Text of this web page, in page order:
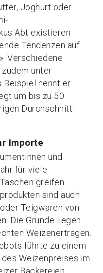
Joghurt oder
Abt existieren
Tendenzen auf
Verschiedene
unter
Beispiel nennt er
um bis zu 50
Durchschnitt.
Importe
und
für viele
greifen
sind auch
Teigwaren von
Die Gründe liegen
Weizenerträgen.
führte zu einem
Weizenpreises im
Bäckereien